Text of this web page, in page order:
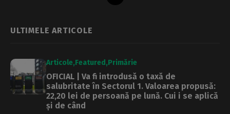
ULTIMELE ARTICOLE
Articole Featured Primărie
OFICIAL | Va fi introdusă o taxă de
salubritate în Sectorul 1. Valoarea propusă:
22,20 lei de persoană pe lună. Cui i se aplică
și de când